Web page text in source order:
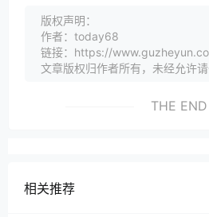
NVMe 1Gbps 8欧元/月 点此购
NVMe 1Gbps 12欧元/月 点此
NVMe 1Gbps 16欧元/月 点此购
NVMe 1Gbps 24欧元/月 点此
以上为使用20%优惠码后的价格
选Windows10/11/2012/2016/
限流量、1Gbps带宽、1个IPv4
版权声明：
作者：today68
链接：https://
文章版权归作者所有，未经允许请
THE END
相关推荐